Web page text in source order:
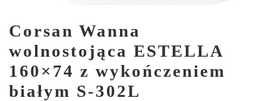
Corsan Wanna
wolnostojąca ESTELLA
160×74 z wykończeniem
białym S-302L